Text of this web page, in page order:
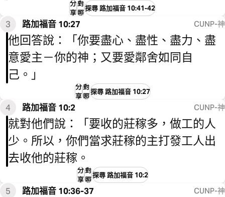
分
享
對
照
探尋 路加福音 10:41-42
3 路加福音 10:27 CUNP-神
他回答說：「你要盡心、盡性、盡力、盡
意愛主－你的神；又要愛鄰舍如同自
己。」
分
享
對
照
探尋 路加福音 10:27
4 路加福音 10:2 CUNP-神
就對他們說：「要收的莊稼多，做工的人
少。所以，你們當求莊稼的主打發工人出
去收他的莊稼。
分
享
對
照
探尋 路加福音 10:2
5 路加福音 10:36-37 CUNP-神